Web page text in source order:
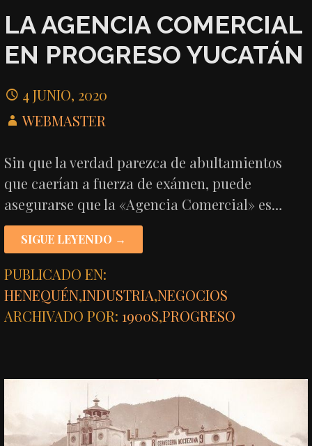
LA AGENCIA COMERCIAL
EN PROGRESO YUCATÁN
4 JUNIO, 2020
WEBMASTER
Sin que la verdad parezca de abultamientos
que caerían a fuerza de exámen, puede
asegurarse que la «Agencia Comercial» es…
SIGUE LEYENDO →
PUBLICADO EN:
HENEQUÉN,INDUSTRIA,NEGOCIOS
ARCHIVADO POR:1900S,PROGRESO